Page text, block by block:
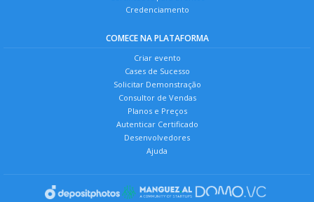
Credenciamento
COMECE NA PLATAFORMA
Criar evento
Cases de Sucesso
Solicitar Demonstração
Consultor de Vendas
Planos e Preços
Autenticar Certificado
Desenvolvedores
Ajuda